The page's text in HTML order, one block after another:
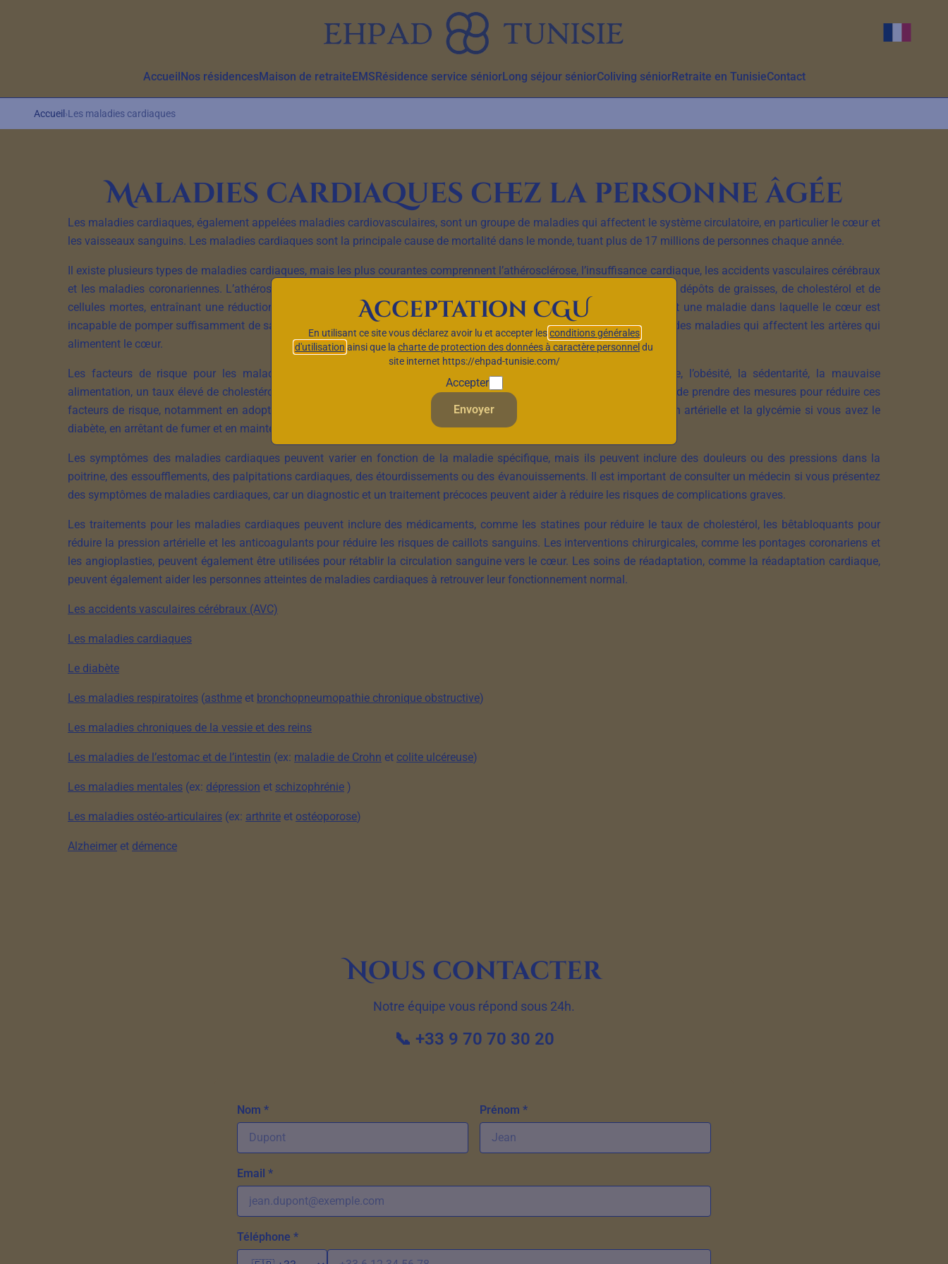
Changer
AccueilNos résidencesMaison de retraiteEMSRésidence service séniorLong séjour séniorColiving séniorRetraite en TunisieContact
Accueil ›Les maladies cardiaques
Maladies cardiaques chez la personne âgée
Les maladies cardiaques, également appelées maladies cardiovasculaires, sont un groupe de maladies qui affectent le système circulatoire, en particulier le cœur et
les vaisseaux sanguins. Les maladies cardiaques sont la principale cause de mortalité dans le monde, tuant plus de 17 millions de personnes chaque année.
Il existe plusieurs types de maladies cardiaques, mais les plus courantes comprennent l’athérosclérose, l’insuffisance cardiaque, les accidents vasculaires cérébraux
et les maladies coronariennes. L’athérosclérose est une maladie qui se produit lorsque les artères se bouchent avec des dépôts de graisses, de cholestérol et de
cellules mortes, entraînant une réduction de la circulation sanguine au cœur et au cerveau. L’insuffisance cardiaque est une maladie dans laquelle le cœur est
incapable de pomper suffisamment de sang pour répondre aux besoins de l’organisme. Les maladies coronariennes sont des maladies qui affectent les artères qui
alimentent le cœur.
Les facteurs de risque pour les maladies cardiaques comprennent l’hypertension artérielle, le diabète, le tabagisme, l’obésité, la sédentarité, la mauvaise
alimentation, un taux élevé de cholestérol, une histoire familiale de maladies cardiaques et l’âge avancé. Il est important de prendre des mesures pour réduire ces
facteurs de risque, notamment en adoptant un mode de vie sain, en prenant des médicaments pour contrôler la pression artérielle et la glycémie si vous avez le
diabète, en arrêtant de fumer et en maintenant un poids santé.
Les symptômes des maladies cardiaques peuvent varier en fonction de la maladie spécifique, mais ils peuvent inclure des douleurs ou des pressions dans la
poitrine, des essoufflements, des palpitations cardiaques, des étourdissements ou des évanouissements. Il est important de consulter un médecin si vous présentez
des symptômes de maladies cardiaques, car un diagnostic et un traitement précoces peuvent aider à réduire les risques de complications graves.
Les traitements pour les maladies cardiaques peuvent inclure des médicaments, comme les statines pour réduire le taux de cholestérol, les bêtabloquants pour
réduire la pression artérielle et les anticoagulants pour réduire les risques de caillots sanguins. Les interventions chirurgicales, comme les pontages coronariens et
les angioplasties, peuvent également être utilisées pour rétablir la circulation sanguine vers le cœur. Les soins de réadaptation, comme la réadaptation cardiaque,
peuvent également aider les personnes atteintes de maladies cardiaques à retrouver leur fonctionnement normal.
Les accidents vasculaires cérébraux (AVC)
Les maladies cardiaques
Le diabète
Les maladies respiratoires (asthme et bronchopneumopathie chronique obstructive)
Les maladies chroniques de la vessie et des reins
Les maladies de l’estomac et de l’intestin (ex: maladie de Crohn et colite ulcéreuse)
Les maladies mentales (ex: dépression et schizophrénie )
Les maladies ostéo-articulaires (ex: arthrite et ostéoporose)
Alzheimer et démence
Nous contacter
Notre équipe vous répond sous 24h.
📞 +33 9 70 70 30 20
Nom * Prénom *
Email *
Téléphone *
Acceptation CGU
En utilisant ce site vous déclarez avoir lu et accepter lesconditions générales
d'utilisation ainsi que la charte de protection des données à caractère personnel du
site internet https://ehpad-tunisie.com/
Accepter
Envoyer